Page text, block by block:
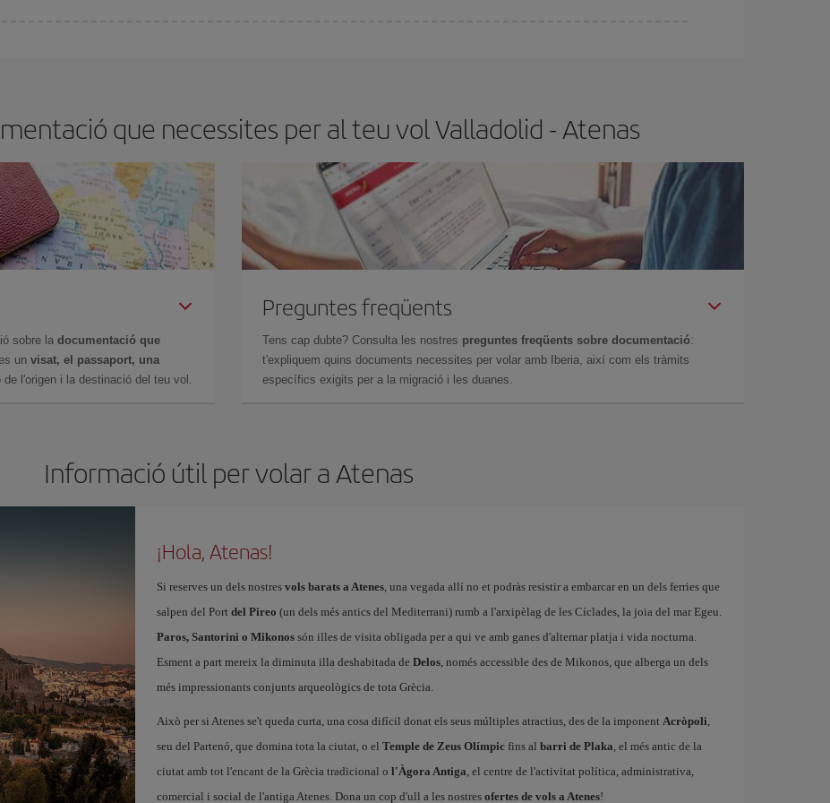
que necessites per al teu vol Valladolid - Atenas
sobre la documentació que
un visat, el passaport, una
l'origen i la destinació del teu vol.
Preguntes freqüents
Tens cap dubte? Consulta les nostres preguntes freqüents sobre documentació:
t'expliquem quins documents necessites per volar amb Iberia, així com els tràmits
específics exigits per a la migració i les duanes.
Informació útil per volar a Atenas
¡Hola, Atenas!
Si reserves un dels nostres vols barats a Atenes, una vegada allí no et podràs resistir a embarcar en un dels ferries que
salpen del Port del Pireo (un dels més antics del Mediterrani) rumb a l'arxipèlag de les Cíclades, la joia del mar Egeu.
Paros, Santorini o Mikonossón illes de visita obligada per a qui ve amb ganes d'alternar platja i vida nocturna.
Esment a part mereix la diminuta illa deshabitada de Delos, només accessible des de Mikonos, que alberga un dels
més impressionants conjunts arqueològics de tota Grècia.
Això per si Atenes se't queda curta, una cosa difícil donat els seus múltiples atractius, des de la imponent Acròpoli,
seu del Partenó, que domina tota la ciutat, o el Temple de Zeus Olímpicfins al barri de Plaka, el més antic de la
ciutat amb tot l'encant de la Grècia tradicional o l'Àgora Antiga, el centre de l'activitat política, administrativa,
comercial i social de l'antiga Atenes. Dona un cop d'ull a les nostres ofertes de vols a Atenes!